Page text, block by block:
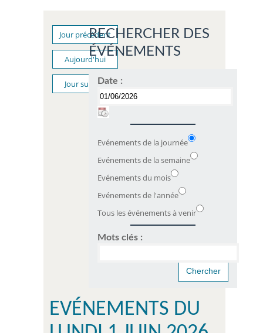
Jour précédent
Aujourd'hui
Jour suivant
RECHERCHER DES
ÉVÉNEMENTS
Date :
Evénements de la journée
Evénements de la semaine
Evénements du mois
Evénements de l'année
Tous les événements à venir
Mots clés :
EVÉNEMENTS DU